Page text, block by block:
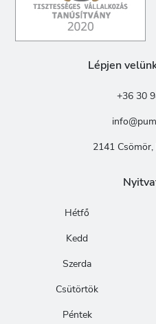
Lépjen
+36 30
2141
Hétfő
Kedd
Szerda
Csütörtök
Péntek